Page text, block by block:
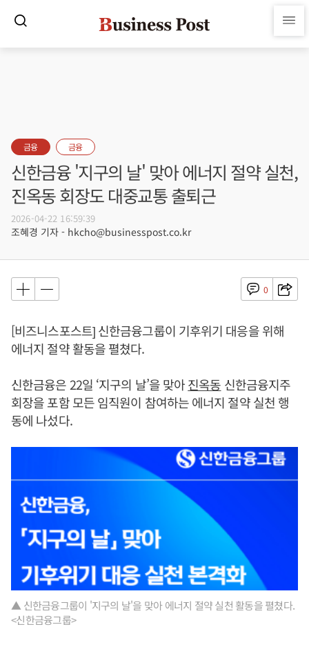
금융 금융
신한금융 '지구의 날' 맞아 에너지 절약 실천,
진옥동 회장도 대중교통 출퇴근
2026-04-22 16:59:39
조혜경 기자 - hkcho@businesspost.co.kr
0
[비즈니스포스트] 신한금융그룹이 기후위기 대응을 위해
에너지 절약 활동을 펼쳤다.
신한금융은 22일 ‘지구의 날’을 맞아진옥동 신한금융지주
회장을 포함 모든 임직원이 참여하는 에너지 절약 실천 행
동에 나섰다.
▲ 신한금융그룹이 '지구의 날'을 맞아 에너지 절약 실천 활동을 펼쳤다.
<신한금융그룹>